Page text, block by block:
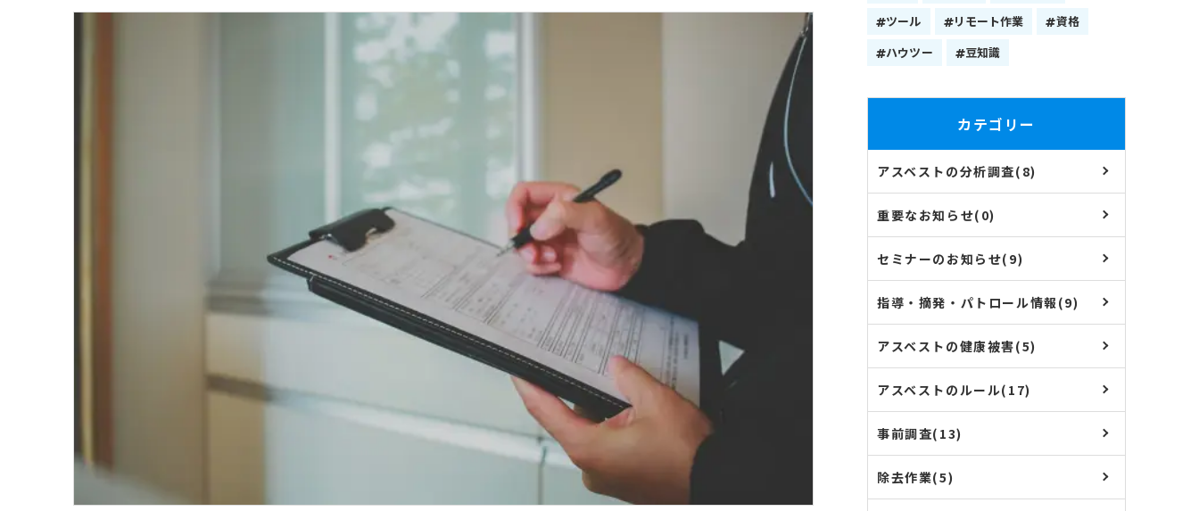
ツール
リモート作業
資格
ハウツー
豆知識
カテゴリー
アスベストの分析調査(8)
重要なお知らせ(0)
セミナーのお知らせ(9)
指導・摘発・パトロール情報(9)
アスベストの健康被害(5)
アスベストのルール(17)
事前調査(13)
除去作業(5)